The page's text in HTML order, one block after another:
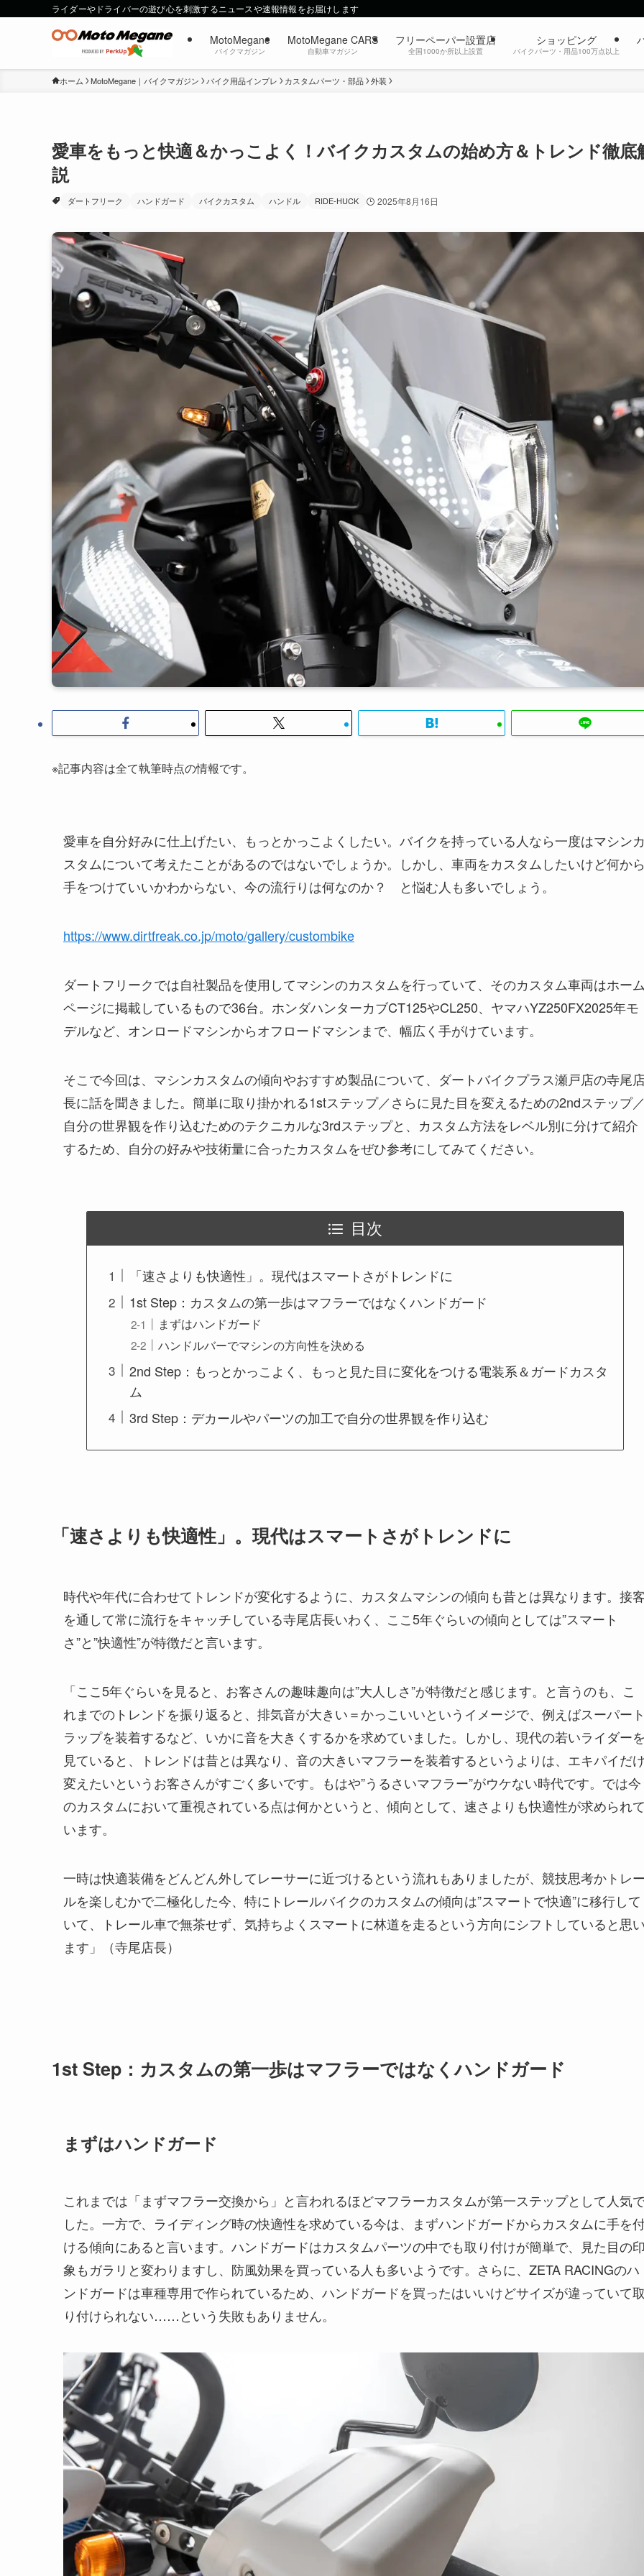
ライダーやドライバーの遊び心を刺激するニュースや速報情報をお届けします
MotoMegane
バイクマガジン
MotoMegane CARS
自動車マガジン
フリーペーパー設置店
全国1000か所以上設置
ショッピング
バイクパーツ・用品100万点以上
ホーム MotoMegane｜バイクマガジン バイク用品インプレ カスタムパーツ・部品 外装
愛車をもっと快適＆かっこよく！バイクカスタムの始め方＆トレンド徹底
説
ダートフリーク ハンドガード バイクカスタム ハンドル RIDE-HUCK 2025年8月16日
※記事内容は全て執筆時点の情報です。
愛車を自分好みに仕上げたい、もっとかっこよくしたい。バイクを持っている人なら一度はマシン
スタムについて考えたことがあるのではないでしょうか。しかし、車両をカスタムしたいけど何か
手をつけていいかわからない、今の流行りは何なのか？ と悩む人も多いでしょう。
https://www.dirtfreak.co.jp/moto/gallery/custombike
ダートフリークでは自社製品を使用してマシンのカスタムを行っていて、そのカスタム車両はホー
ページに掲載しているもので36台。ホンダハンターカブCT125やCL250、ヤマハYZ250FX2025年モ
デルなど、オンロードマシンからオフロードマシンまで、幅広く手がけています。
そこで今回は、マシンカスタムの傾向やおすすめ製品について、ダートバイクプラス瀬戸店の寺尾
長に話を聞きました。簡単に取り掛かれる1stステップ／さらに見た目を変えるための2ndステップ
自分の世界観を作り込むためのテクニカルな3rdステップと、カスタム方法をレベル別に分けて紹介
するため、自分の好みや技術量に合ったカスタムをぜひ参考にしてみてください。
目次
「速さよりも快適性」。現代はスマートさがトレンドに
1st Step：カスタムの第一歩はマフラーではなくハンドガード
まずはハンドガード
ハンドルバーでマシンの方向性を決める
2nd Step：もっとかっこよく、もっと見た目に変化をつける電装系＆ガードカスタ
ム
3rd Step：デカールやパーツの加工で自分の世界観を作り込む
「速さよりも快適性」。現代はスマートさがトレンドに
時代や年代に合わせてトレンドが変化するように、カスタムマシンの傾向も昔とは異なります。接
を通して常に流行をキャッチしている寺尾店長いわく、ここ5年ぐらいの傾向としては”スマート
さ”と”快適性”が特徴だと言います。
「ここ5年ぐらいを見ると、お客さんの趣味趣向は”大人しさ”が特徴だと感じます。と言うのも、こ
れまでのトレンドを振り返ると、排気音が大きい＝かっこいいというイメージで、例えばスーパー
ラップを装着するなど、いかに音を大きくするかを求めていました。しかし、現代の若いライダー
見ていると、トレンドは昔とは異なり、音の大きいマフラーを装着するというよりは、エキパイだ
変えたいというお客さんがすごく多いです。もはや”うるさいマフラー”がウケない時代です。では今
のカスタムにおいて重視されている点は何かというと、傾向として、速さよりも快適性が求められ
います。
一時は快適装備をどんどん外してレーサーに近づけるという流れもありましたが、競技思考かトレ
ルを楽しむかで二極化した今、特にトレールバイクのカスタムの傾向は”スマートで快適”に移行して
いて、トレール車で無茶せず、気持ちよくスマートに林道を走るという方向にシフトしていると思
ます」（寺尾店長）
1st Step：カスタムの第一歩はマフラーではなくハンドガード
まずはハンドガード
これまでは「まずマフラー交換から」と言われるほどマフラーカスタムが第一ステップとして人気
した。一方で、ライディング時の快適性を求めている今は、まずハンドガードからカスタムに手を
ける傾向にあると言います。ハンドガードはカスタムパーツの中でも取り付けが簡単で、見た目の
象もガラリと変わりますし、防風効果を買っている人も多いようです。さらに、ZETA RACINGのハ
ンドガードは車種専用で作られているため、ハンドガードを買ったはいいけどサイズが違っていて
り付けられない……という失敗もありません。